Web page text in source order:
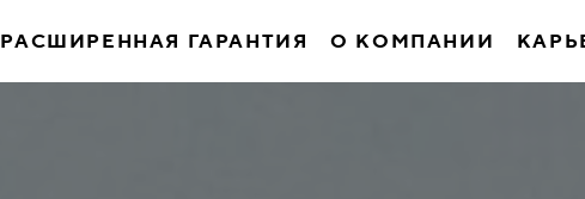
РАСШИРЕННАЯ ГАРАНТИЯ О КОМПАНИИ